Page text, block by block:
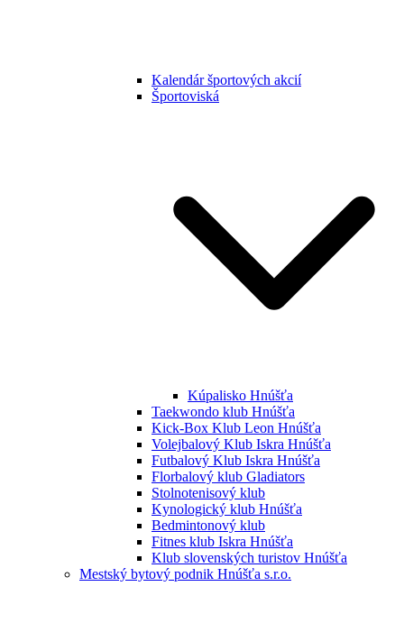
Kalendár športových akcií
Športoviská
Kúpalisko Hnúšťa
Taekwondo klub Hnúšťa
Kick-Box Klub Leon Hnúšťa
Volejbalový Klub Iskra Hnúšťa
Futbalový Klub Iskra Hnúšťa
Florbalový klub Gladiators
Stolnotenisový klub
Kynologický klub Hnúšťa
Bedmintonový klub
Fitnes klub Iskra Hnúšťa
Klub slovenských turistov Hnúšťa
Mestský bytový podnik Hnúšťa s.r.o.